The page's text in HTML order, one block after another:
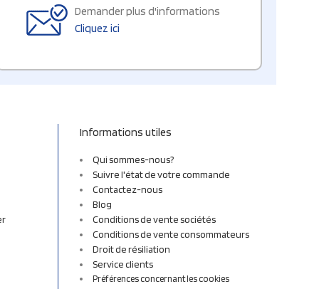
Demander plus d'informations
Cliquez ici
Informations utiles
Qui sommes-nous?
Suivre l'état de votre commande
Contactez-nous
Blog
Conditions de vente sociétés
Conditions de vente consommateurs
Droit de résiliation
Service clients
Préférences concernant les cookies